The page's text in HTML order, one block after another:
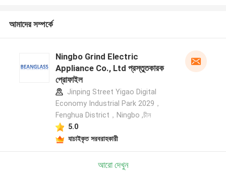
আমাদের সম্পর্কে
Ningbo Grind Electric
Appliance Co., Ltd প্রস্তুতকারক
প্রোফাইল
Jinping Street Yigao Digital
Economy Industrial Park 2029，
Fenghua District，Ningbo ,চীন
5.0
যাচাইকৃত সরবরাহকারী
আরো দেখুন